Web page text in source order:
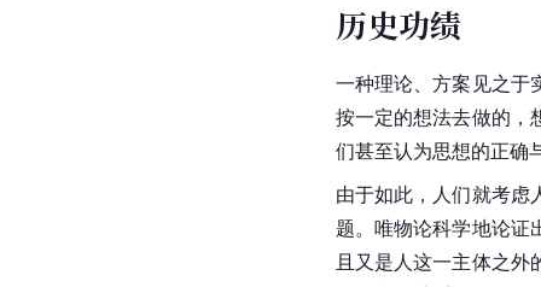
历史功绩
一种理论、方案见之于
按一定的想法去做的，
们甚至认为思想的正确
由于如此，人们就考虑
题。唯物论科学地论证
且又是人这一主体之